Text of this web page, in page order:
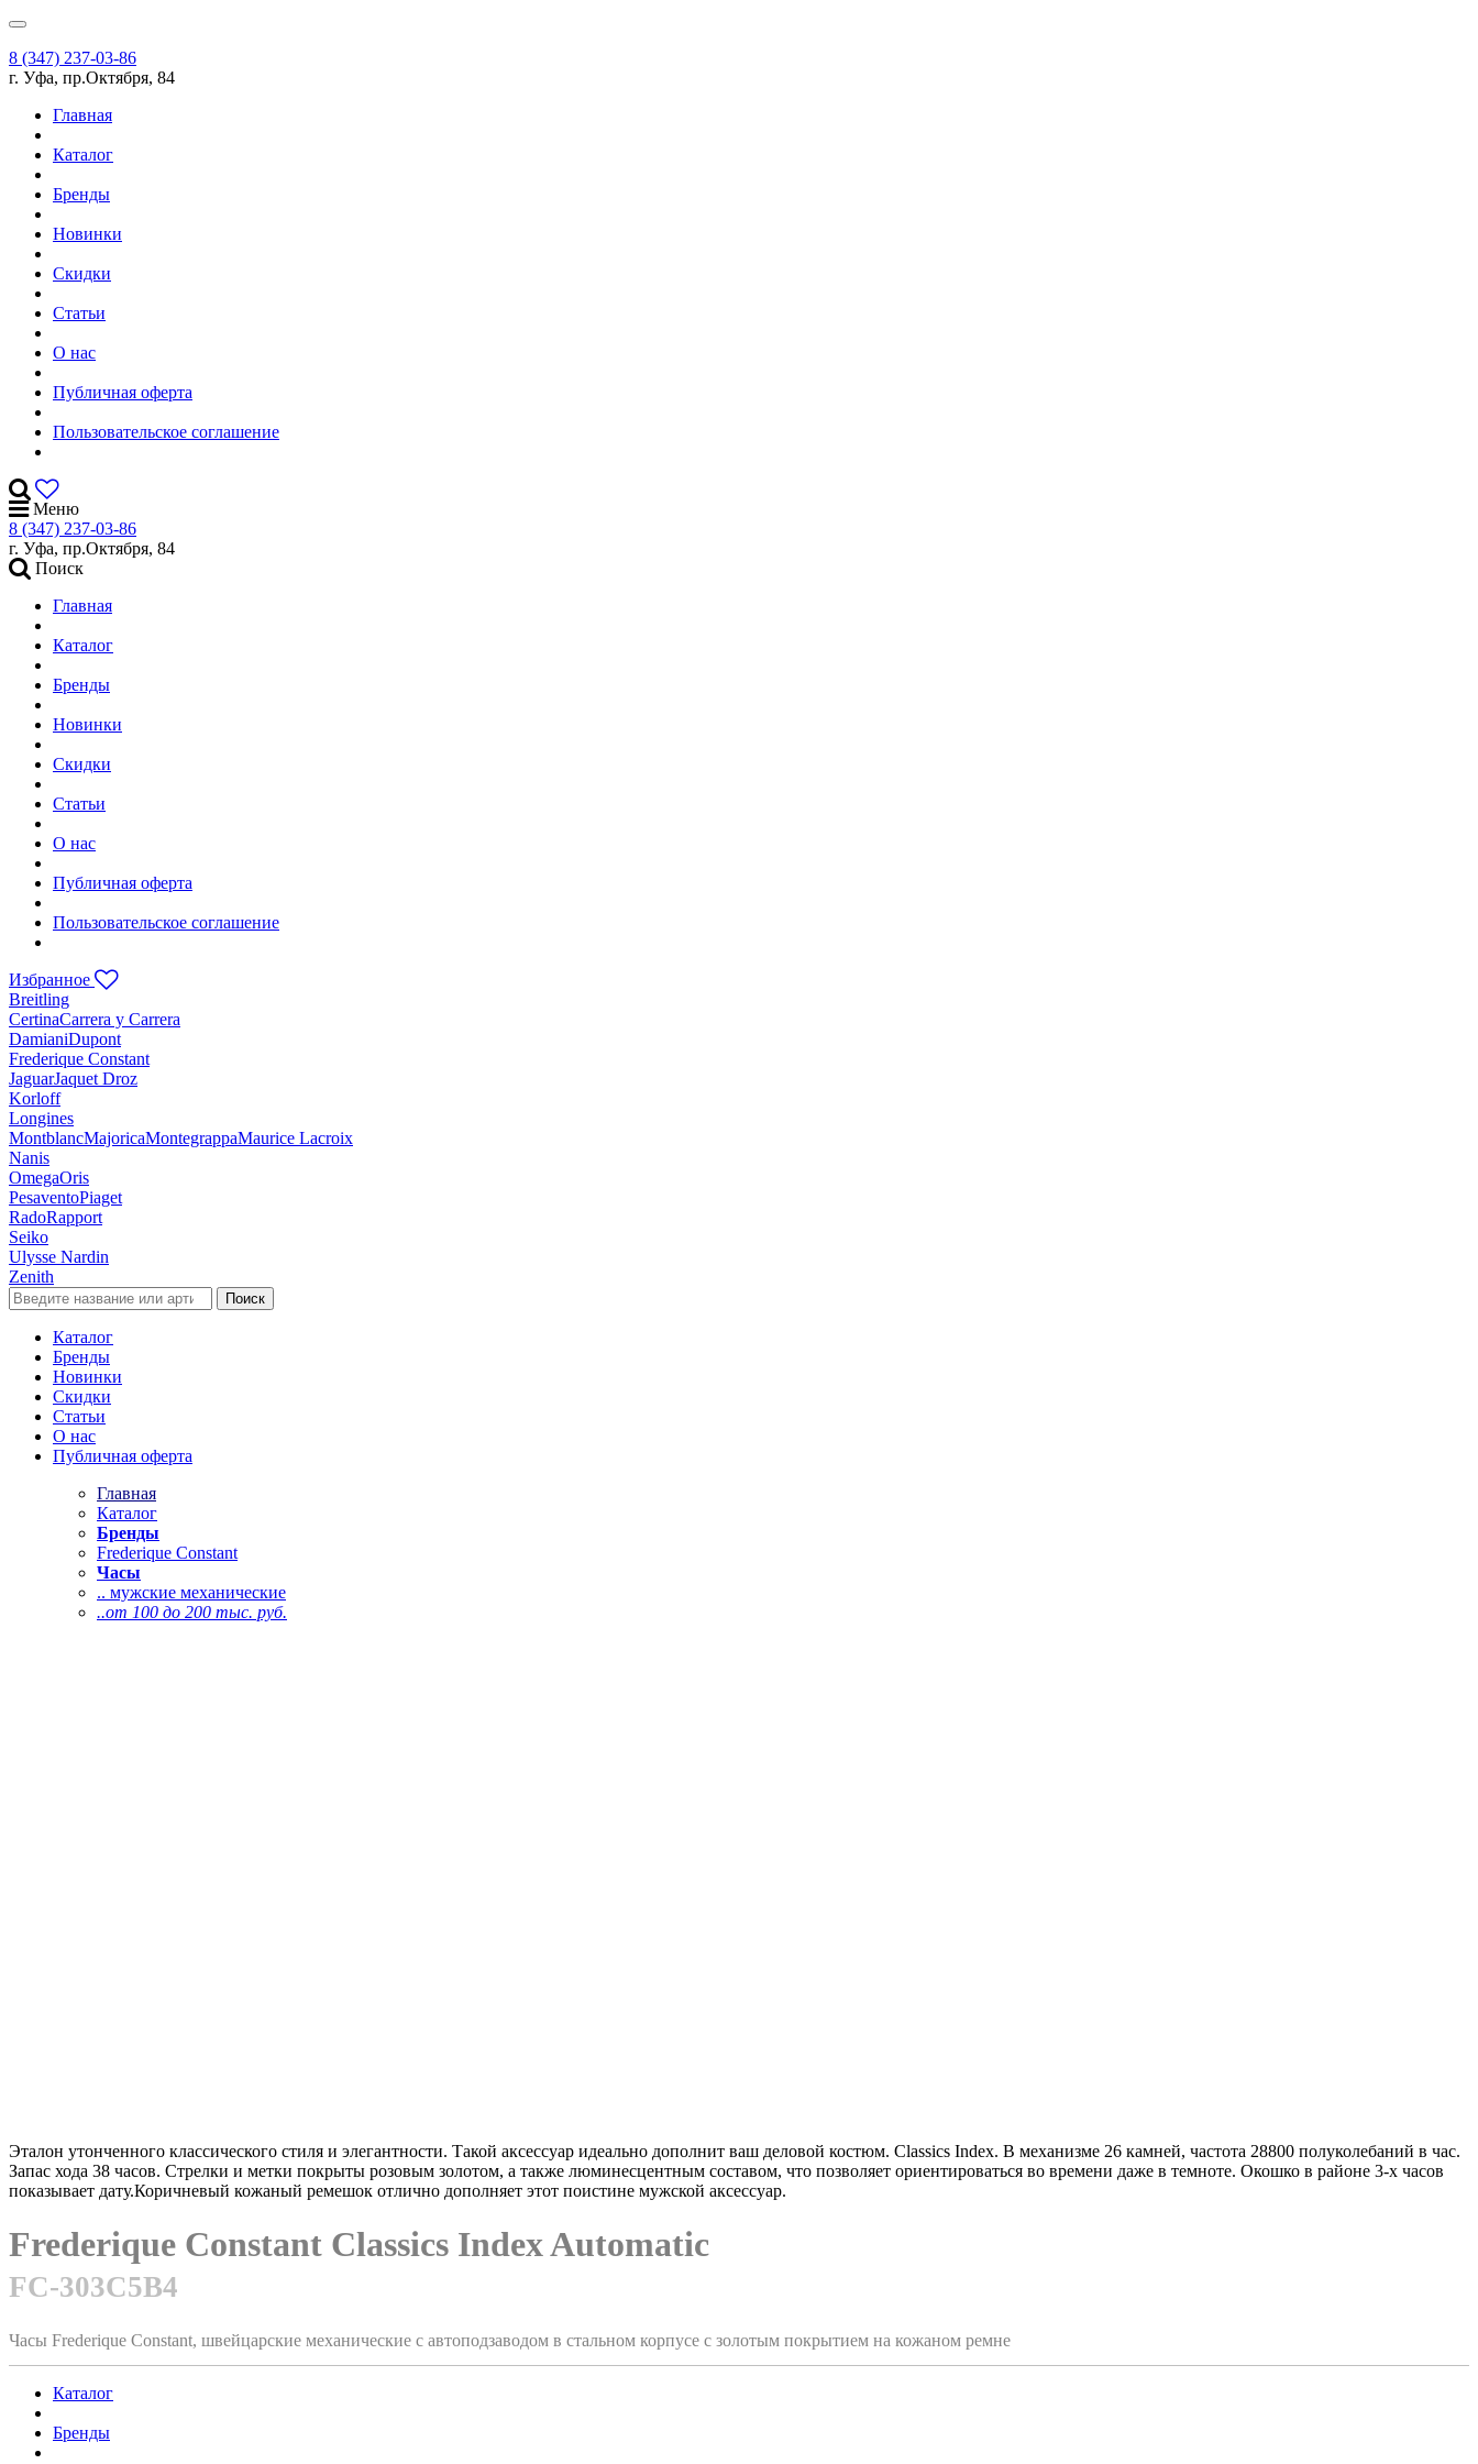
8 (347) 237-03-86
г. Уфа, пр.Октября, 84
Главная
Каталог
Бренды
Новинки
Скидки
Статьи
О нас
Публичная оферта
Пользовательское соглашение
Меню
8 (347) 237-03-86
г. Уфа, пр.Октября, 84
Поиск
Главная
Каталог
Бренды
Новинки
Скидки
Статьи
О нас
Публичная оферта
Пользовательское соглашение
Избранное
Breitling
CertinaCarrera y Carrera
DamianiDupont
Frederique Constant
JaguarJaquet Droz
Korloff
Longines
MontblancMajoricaMontegrappaMaurice Lacroix
Nanis
OmegaOris
PesaventoPiaget
RadoRapport
Seiko
Ulysse Nardin
Zenith
Поиск
Каталог
Бренды
Новинки
Скидки
Статьи
О нас
Публичная оферта
Главная
Каталог
Бренды
Frederique Constant
Часы
.. мужские механические
..от 100 до 200 тыс. руб.
Эталон утонченного классического стиля и элегантности. Такой аксессуар идеально дополнит ваш деловой костюм. Classics Index. В механизме 26 камней, частота 28800 полуколебаний в час.
Запас хода 38 часов. Стрелки и метки покрыты розовым золотом, а также люминесцентным составом, что позволяет ориентироваться во времени даже в темноте. Окошко в районе 3-х часов
показывает дату.Коричневый кожаный ремешок отлично дополняет этот поистине мужской аксессуар.
Frederique Constant Classics Index Automatic
FC-303C5B4
Часы Frederique Constant, швейцарские механические с автоподзаводом в стальном корпусе с золотым покрытием на кожаном ремне
Каталог
Бренды